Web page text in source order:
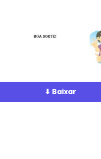
⬇ Baixar